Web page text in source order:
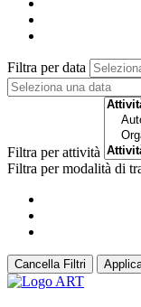
Filtra per data
Filtra per attività
Filtra per modalità di
Cancella Filtri